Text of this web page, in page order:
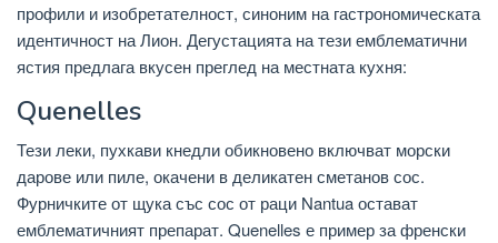
профили и изобретателност, синоним на гастрономическата
идентичност на Лион. Дегустацията на тези емблематични
ястия предлага вкусен преглед на местната кухня:
Quenelles
Тези леки, пухкави кнедли обикновено включват морски
дарове или пиле, окачени в деликатен сметанов сос.
Фурничките от щука със сос от раци Nantua остават
емблематичният препарат. Quenelles е пример за френски